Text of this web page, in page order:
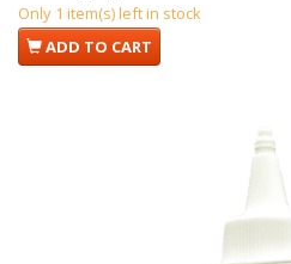
Only 1 item(s) left in stock
ADD TO CART